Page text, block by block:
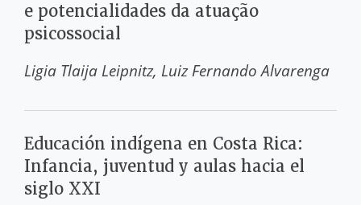
e potencialidades da atuação
psicossocial
Ligia Tlaija Leipnitz Luiz Fernando Alvarenga
Educación indígena en Costa Rica:
Infancia, juventud y aulas hacia el
siglo XXI